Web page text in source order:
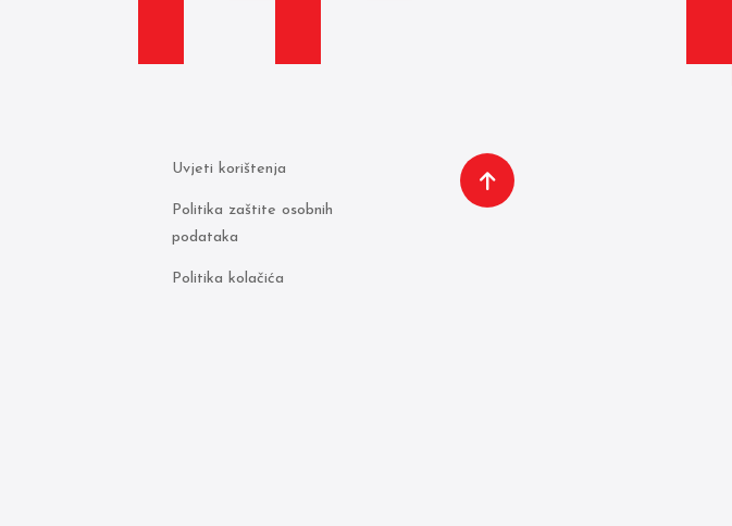
Uvjeti korištenja
Politika zaštite osobnih
podataka
Politika kolačića